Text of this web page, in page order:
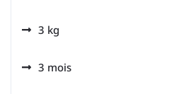
3 kg
3 mois